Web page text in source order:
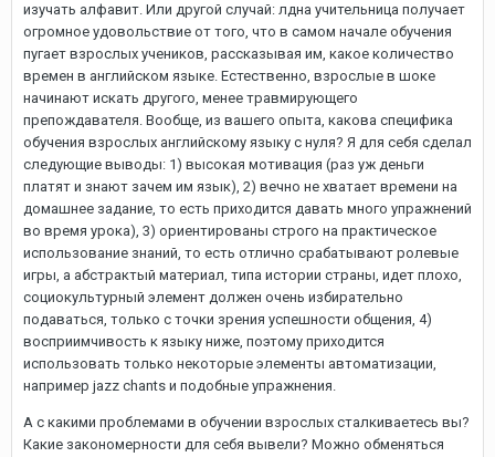
изучать алфавит. Или другой случай: лдна учительница получает
огромное удовольствие от того, что в самом начале обучения
пугает взрослых учеников, рассказывая им, какое количество
времен в английском языке. Естественно, взрослые в шоке
начинают искать другого, менее травмирующего
препождавателя. Вообще, из вашего опыта, какова специфика
обучения взрослых английскому языку с нуля? Я для себя сделал
следующие выводы: 1) высокая мотивация (раз уж деньги
платят и знают зачем им язык), 2) вечно не хватает времени на
домашнее задание, то есть приходится давать много упражнений
во время урока), 3) ориентированы строго на практическое
использование знаний, то есть отлично срабатывают ролевые
игры, а абстрактый материал, типа истории страны, идет плохо,
социокультурный элемент должен очень избирательно
подаваться, только с точки зрения успешности общения, 4)
восприимчивость к языку ниже, поэтому приходится
использовать только некоторые элементы автоматизации,
например jazz chants и подобные упражнения.
А с какими проблемами в обучении взрослых сталкиваетесь вы?
Какие закономерности для себя вывели? Можно обменяться